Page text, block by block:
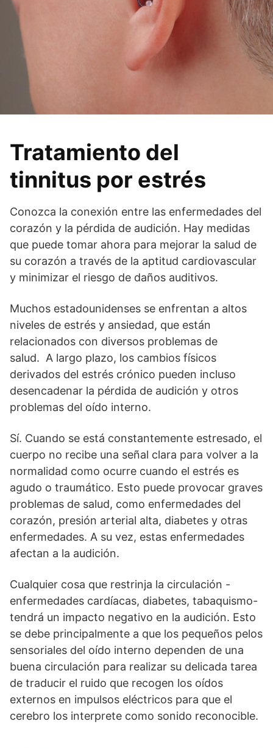
Tratamiento del
tinnitus por estrés
Conozca la conexión entre las enfermedades del
corazón y la pérdida de audición. Hay medidas
que puede tomar ahora para mejorar la salud de
su corazón a través de la aptitud cardiovascular
y minimizar el riesgo de daños auditivos.
Muchos estadounidenses se enfrentan a altos
niveles de estrés y ansiedad, que están
relacionados con diversos problemas de
salud. A largo plazo, los cambios físicos
derivados del estrés crónico pueden incluso
desencadenar la pérdida de audición y otros
problemas del oído interno.
Sí. Cuando se está constantemente estresado, el
cuerpo no recibe una señal clara para volver a la
normalidad como ocurre cuando el estrés es
agudo o traumático. Esto puede provocar graves
problemas de salud, como enfermedades del
corazón, presión arterial alta, diabetes y otras
enfermedades. A su vez, estas enfermedades
afectan a la audición.
Cualquier cosa que restrinja la circulación -
enfermedades cardíacas, diabetes, tabaquismo-
tendrá un impacto negativo en la audición. Esto
se debe principalmente a que los pequeños pelos
sensoriales del oído interno dependen de una
buena circulación para realizar su delicada tarea
de traducir el ruido que recogen los oídos
externos en impulsos eléctricos para que el
cerebro los interprete como sonido reconocible.